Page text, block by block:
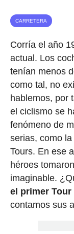
CARRETERA
Corría el año
actual. Los
tenían menos
como tal, no
hablemos, por
el ciclismo se
fenómeno de
serias, como
Tours. En ese
héroes
imaginable.
el primer Tour
contamos sus